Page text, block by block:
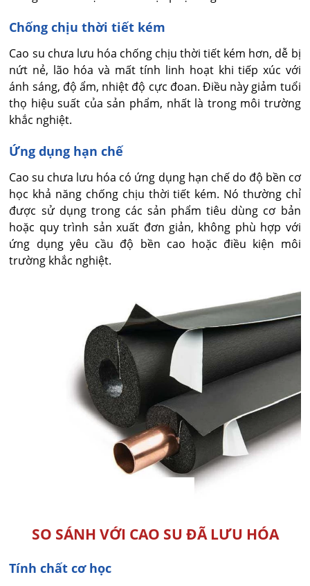
Chống chịu thời tiết kém
Cao su chưa lưu hóa chống chịu thời tiết kém hơn, dễ bị
nứt nẻ, lão hóa và mất tính linh hoạt khi tiếp xúc với
ánh sáng, độ ẩm, nhiệt độ cực đoan. Điều này giảm tuổi
thọ hiệu suất của sản phẩm, nhất là trong môi trường
khắc nghiệt.
Ứng dụng hạn chế
Cao su chưa lưu hóa có ứng dụng hạn chế do độ bền cơ
học khả năng chống chịu thời tiết kém. Nó thường chỉ
được sử dụng trong các sản phẩm tiêu dùng cơ bản
hoặc quy trình sản xuất đơn giản, không phù hợp với
ứng dụng yêu cầu độ bền cao hoặc điều kiện môi
trường khắc nghiệt.
SO SÁNH VỚI CAO SU ĐÃ LƯU HÓA
Tính chất cơ học